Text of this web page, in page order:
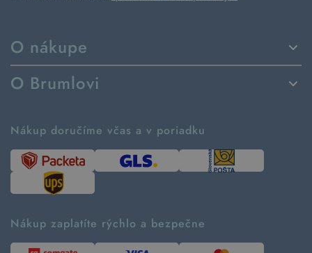
O nákupe
Spôsoby dodania a platby
Vrátenie tovaru a reklamácia
Návod ako nakupovať
Tabuľka veľkostí
Predávané značky
Kontakt
O Brumlovi
Ako tvoríme second hand
Časté otázky
Kde pomáhame
Udržateľnosť
Blog
Pre médiá
Nákup doručíme včas a v poriadku
Nákup zaplatíte rýchlo a bezpečne